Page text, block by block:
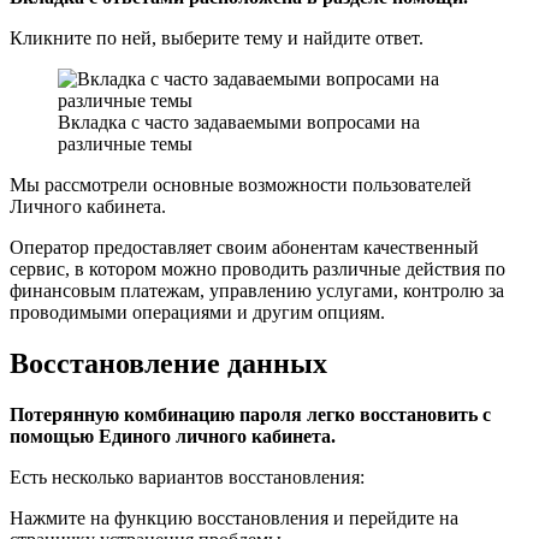
Кликните по ней, выберите тему и найдите ответ.
Вкладка с часто задаваемыми вопросами на
различные темы
Мы рассмотрели основные возможности пользователей
Личного кабинета.
Оператор предоставляет своим абонентам качественный
сервис, в котором можно проводить различные действия по
финансовым платежам, управлению услугами, контролю за
проводимыми операциями и другим опциям.
Восстановление данных
Потерянную комбинацию пароля легко восстановить с
помощью Единого личного кабинета.
Есть несколько вариантов восстановления:
Нажмите на функцию восстановления и перейдите на